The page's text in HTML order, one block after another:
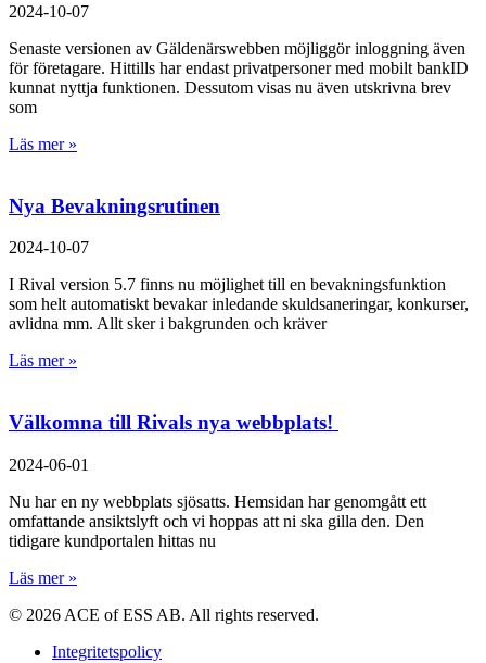
2024-10-07
Senaste versionen av Gäldenärswebben möjliggör inloggning även
för företagare. Hittills har endast privatpersoner med mobilt bankID
kunnat nyttja funktionen. Dessutom visas nu även utskrivna brev
som
Läs mer »
Nya Bevakningsrutinen
2024-10-07
I Rival version 5.7 finns nu möjlighet till en bevakningsfunktion
som helt automatiskt bevakar inledande skuldsaneringar, konkurser,
avlidna mm. Allt sker i bakgrunden och kräver
Läs mer »
Välkomna till Rivals nya webbplats!
2024-06-01
Nu har en ny webbplats sjösatts. Hemsidan har genomgått ett
omfattande ansiktslyft och vi hoppas att ni ska gilla den. Den
tidigare kundportalen hittas nu
Läs mer »
© 2026 ACE of ESS AB. All rights reserved.
Integritetspolicy